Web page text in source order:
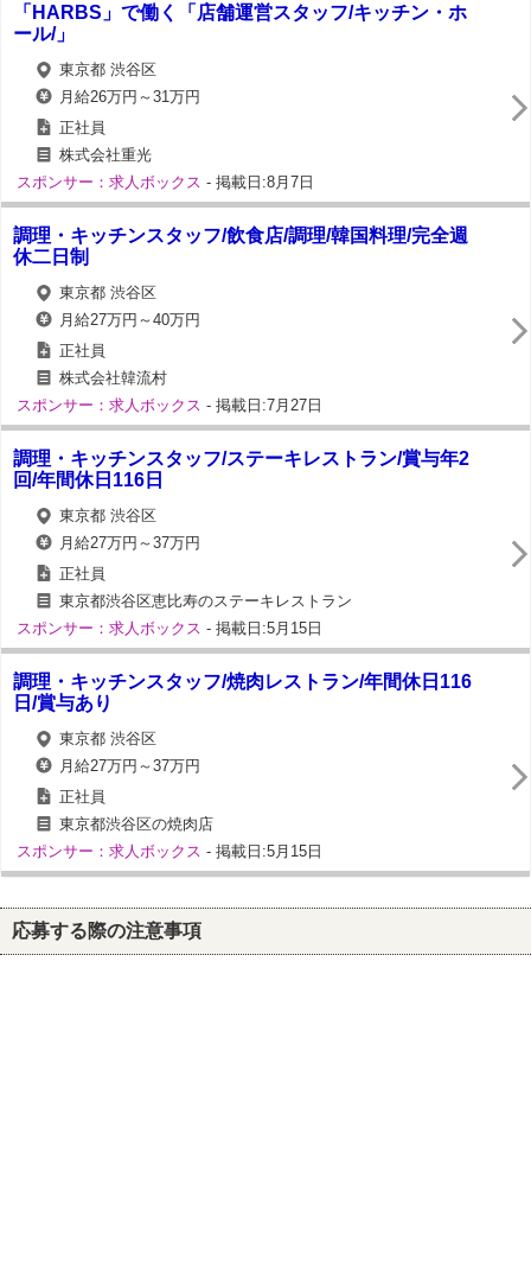
「HARBS」で働く「店舗運営スタッフ/キッチン・ホ
ール/」
東京都 渋谷区
月給26万円～31万円
正社員
株式会社重光
スポンサー：求人ボックス - 掲載日:8月7日
調理・キッチンスタッフ/飲食店/調理/韓国料理/完全週
休二日制
東京都 渋谷区
月給27万円～40万円
正社員
株式会社韓流村
スポンサー：求人ボックス - 掲載日:7月27日
調理・キッチンスタッフ/ステーキレストラン/賞与年2
回/年間休日116日
東京都 渋谷区
月給27万円～37万円
正社員
東京都渋谷区恵比寿のステーキレストラン
スポンサー：求人ボックス - 掲載日:5月15日
調理・キッチンスタッフ/焼肉レストラン/年間休日116
日/賞与あり
東京都 渋谷区
月給27万円～37万円
正社員
東京都渋谷区の焼肉店
スポンサー：求人ボックス - 掲載日:5月15日
応募する際の注意事項